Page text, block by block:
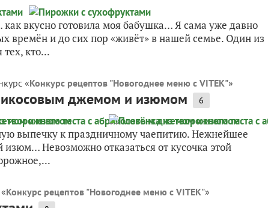
вкусно готовила моя бабушка… Я сама уже давно
времён и до сих пор «живёт» в нашей семье. Один из
кто...
«Конкурс рецептов "Новогоднее меню с VITEK"»
джемом и изюмом 6
выпечку к праздничному чаепитию. Нежнейшее
Невозможно отказаться от кусочка этой
Конкурс рецептов "Новогоднее меню с VITEK"»